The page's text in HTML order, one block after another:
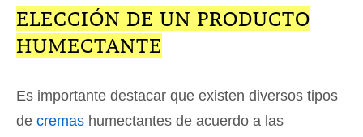
ELECCIÓN DE UN PRODUCTO
HUMECTANTE
Es importante destacar que existen diversos tipos
de cremas humectantes de acuerdo a las